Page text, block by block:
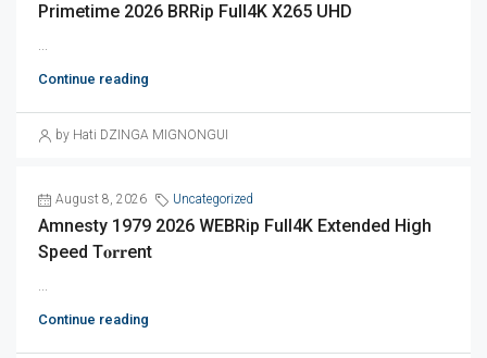
Primetime 2026 BRRip Full4K X265 UHD
...
Continue reading
by Hati DZINGA MIGNONGUI
August 8, 2026 Uncategorized
Amnesty 1979 2026 WEBRip Full4K Extended High
Speed T𝐨𝐫𝐫ent
...
Continue reading